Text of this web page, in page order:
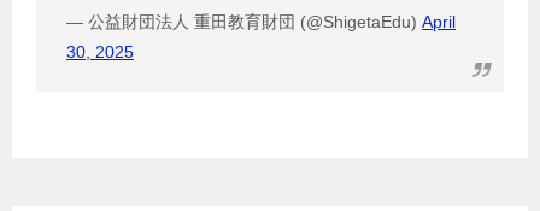
— 公益財団法人 重田教育財団 (@ShigetaEdu) April
30, 2025